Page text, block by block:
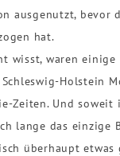
ausgenutzt, bevor
hat.
wisst, waren einige
Holstein
Zeiten. Und soweit
lange das einzige
überhaupt etwas